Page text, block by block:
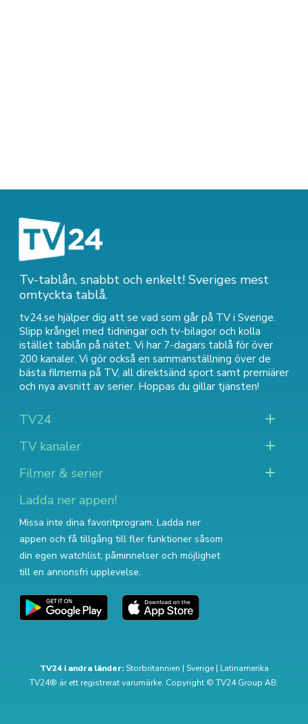
Tv-tablån, snabbt och enkelt! Sveriges mest
omtyckta tablå.
tv24.se hjälper dig att se vad som går på TV i Sverige.
Slipp krångel med tidningar och tv-bilagor och kolla
istället tablån på nätet. Vi har 7-dagars tablå för över
200 kanaler. Vi gör också en sammanställning över de
bästa filmerna på TV, all direktsänd sport samt premiärer
och nya avsnitt av serier. Hoppas du gillar tjänsten!
TV24
TV kanaler
Filmer & serier
Ladda ner appen!
Missa inte dina favoritprogram. Ladda ner
appen och få tillgång till fler funktioner såsom
din egen watchlist, påminnelser och möjlighet
till en annonsfri upplevelse.
TV24 i andra länder: Storbritannien | Sverige| Latinamerika
TV24® är ett registrerat varumärke. Copyright © TV24 Group AB.